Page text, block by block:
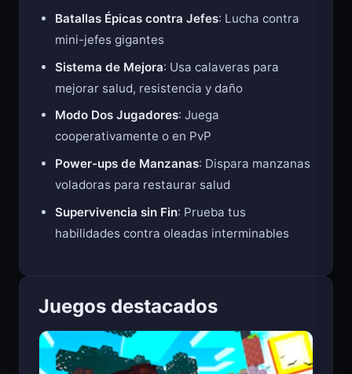
Batallas Épicas contra Jefes: Lucha contra
mini-jefes gigantes
Sistema de Mejora: Usa calaveras para
mejorar salud, resistencia y daño
Modo Dos Jugadores: Juega
cooperativamente o en PvP
Power-ups de Manzanas: Dispara manzanas
voladoras para restaurar salud
Supervivencia sin Fin: Prueba tus
habilidades contra oleadas interminables
Juegos destacados